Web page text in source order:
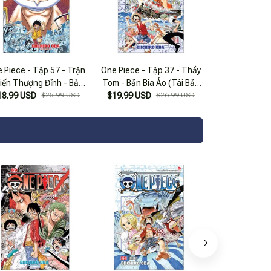
Piece - Tập 57 - Trận
Thượng Đỉnh - Bản
Áo (Tái Bản 2025)
USD $25.99 USD
One Piece - Tập 37 - Thầy
Tom - Bản Bìa Áo (Tái Bản
2022)
$19.99 USD $26.99 USD